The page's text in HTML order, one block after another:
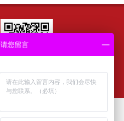
请您留言